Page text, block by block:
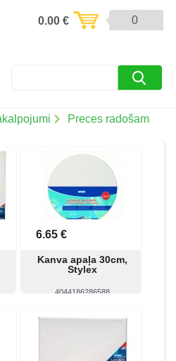
0
0.00€
Preces radošam
6.65 €
Kanva apaļa 30cm,
Stylex
4044186286588